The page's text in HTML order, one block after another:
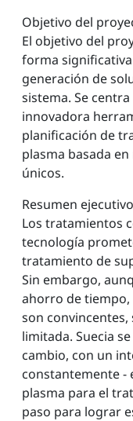
Objetivo del
El objetivo del
forma
generación de
sistema. Se
innovadora
planificación de
plasma basada
únicos.
Resumen ejecutivo
Los tratamientos
tecnología
tratamiento de
Sin embargo,
ahorro de tiempo,
son
limitada. Suecia
cambio, con un
constantemente -
plasma para el
paso para lograr